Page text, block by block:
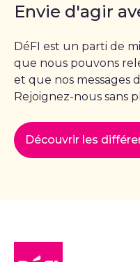
Envie d'agir
DéFI est un parti de
que nous pouvons
et que nos messages
Rejoignez-nous sans
Découvrir les